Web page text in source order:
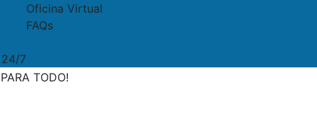
7
Oficina Virtual
FAQs